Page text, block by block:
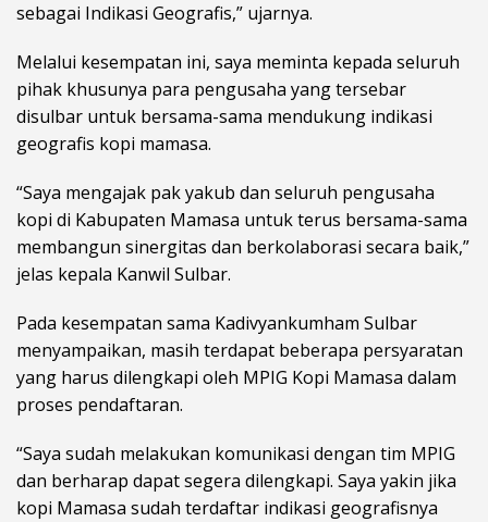
sebagai Indikasi Geografis,” ujarnya.
Melalui kesempatan ini, saya meminta kepada seluruh
pihak khusunya para pengusaha yang tersebar
disulbar untuk bersama-sama mendukung indikasi
geografis kopi mamasa.
“Saya mengajak pak yakub dan seluruh pengusaha
kopi di Kabupaten Mamasa untuk terus bersama-sama
membangun sinergitas dan berkolaborasi secara baik,”
jelas kepala Kanwil Sulbar.
Pada kesempatan sama Kadivyankumham Sulbar
menyampaikan, masih terdapat beberapa persyaratan
yang harus dilengkapi oleh MPIG Kopi Mamasa dalam
proses pendaftaran.
“Saya sudah melakukan komunikasi dengan tim MPIG
dan berharap dapat segera dilengkapi. Saya yakin jika
kopi Mamasa sudah terdaftar indikasi geografisnya